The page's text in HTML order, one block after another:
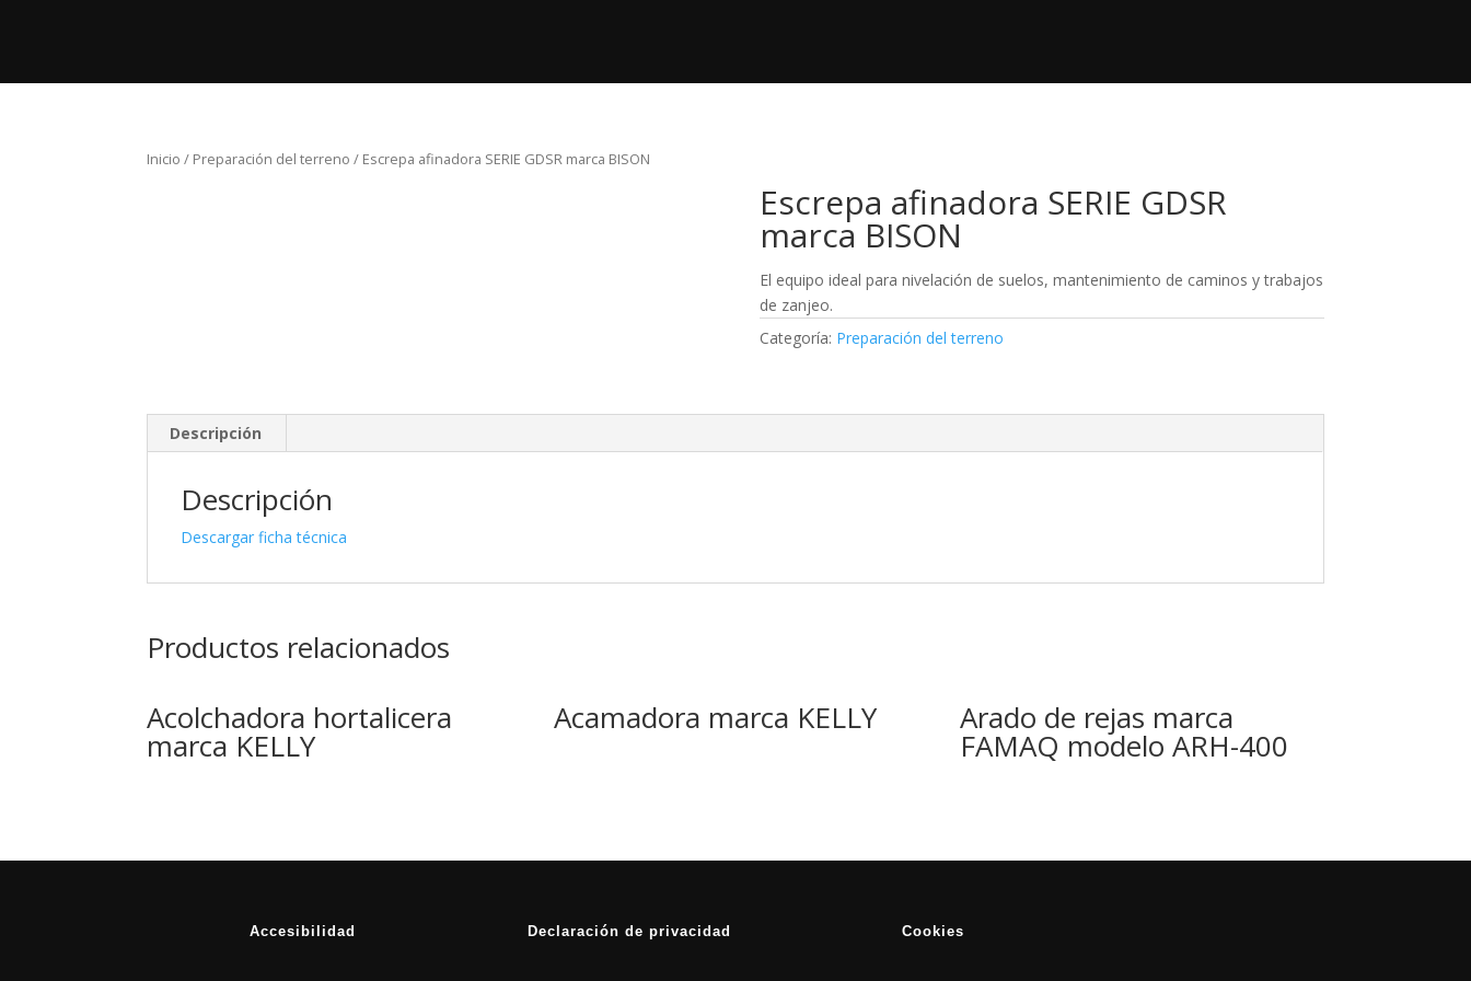
Inicio / Preparación del terreno / Escrepa afinadora SERIE GDSR marca BISON
Escrepa afinadora SERIE GDSR
marca BISON
El equipo ideal para nivelación de suelos, mantenimiento de caminos y trabajos
de zanjeo.
Categoría: Preparación del terreno
Descripción
Descripción
Descargar ficha técnica
Productos relacionados
Acolchadora hortalicera
marca KELLY
Acamadora marca KELLY Arado de rejas marca
FAMAQ modelo ARH-400
Accesibilidad Declaración de privacidad Cookies